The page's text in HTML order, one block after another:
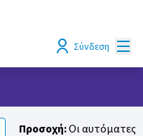
Επιλογή γλώσσας Σύνδεση
Προσοχή:Οι αυτόματες